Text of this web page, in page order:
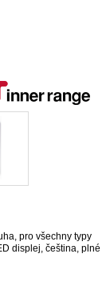
pro všechny typy
displej, čeština, plné